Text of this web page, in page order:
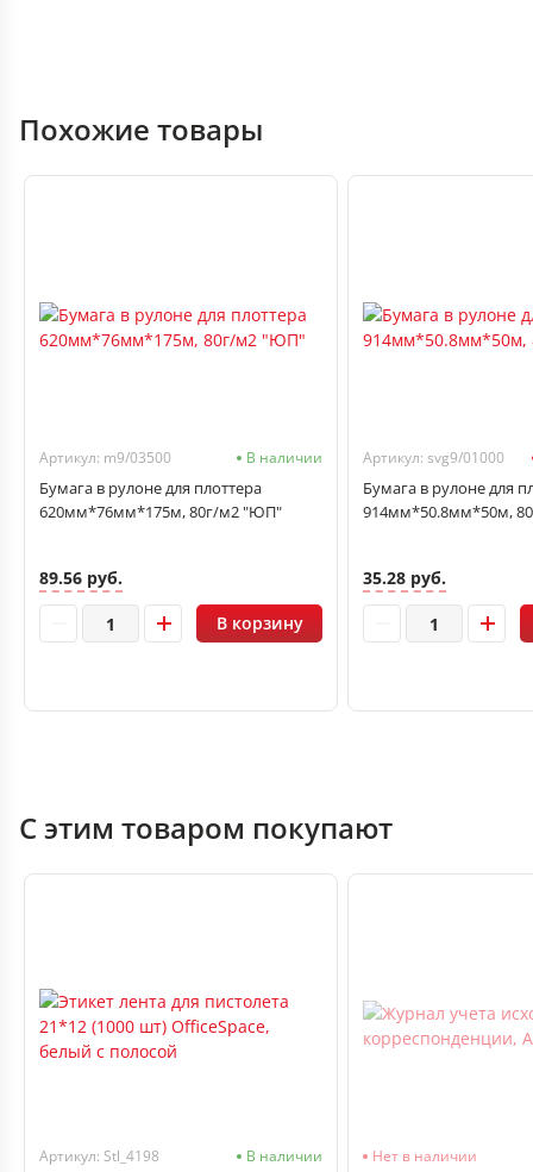
Похожие товары
Артикул: m9/03500 В наличии
Бумага в рулоне для плоттера
620мм*76мм*175м, 80г/м2 "ЮП"
89.56 руб.
В корзину
Артикул: svg9/01000
Бумага в рулоне для
914мм*50.8мм*50м,
35.28 руб.
С этим товаром покупают
Артикул: Stl_4198 В наличии Нет в наличии